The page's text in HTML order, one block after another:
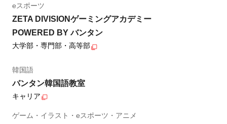
eスポーツ
ZETA DIVISIONゲーミングアカデミー
POWERED BY バンタン
大学部・専門部・高等部
韓国語
バンタン韓国語教室
キャリア
ゲーム・イラスト・eスポーツ・アニメ